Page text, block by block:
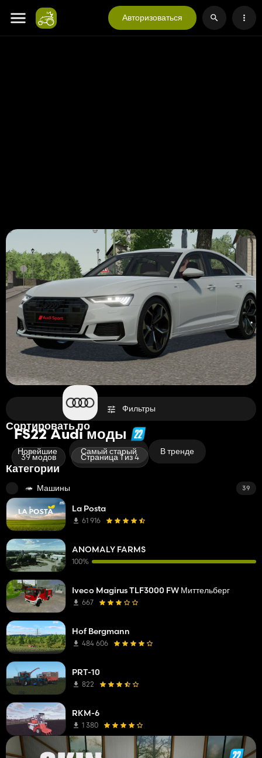
Авторизоваться
FS22 Audi моды
39 модов Страница 1 из 4
Фильтры
Сортировать по
Новейшие Самый старый В тренде
Категории
Машины 39
La Posta
61 916
ANOMALY FARMS
100%
Iveco Magirus TLF3000 FW Миттельберг
667
Hof Bergmann
484 606
PRT-10
822
RKM-6
1 380